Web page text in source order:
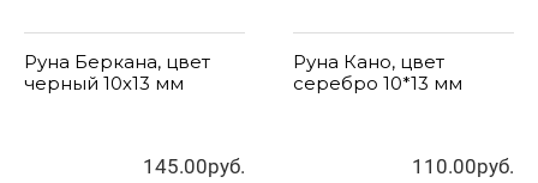
Руна Беркана, цвет
черный 10х13 мм
145.00руб.
Руна Кано, цвет
серебро 10*13 мм
110.00руб.